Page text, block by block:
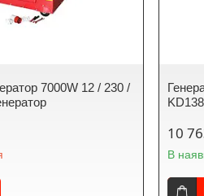
7000W 12 / 230 /
KD138
10
В